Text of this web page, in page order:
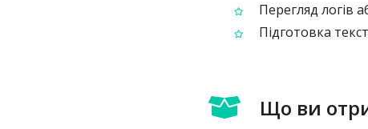
Перегляд логів
Підготовка
Що ви